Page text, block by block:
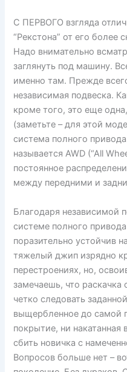
С ПЕРВОГО взгляда
“Рекстона” от его более
Надо внимательно
заглянуть под машину.
именно там. Прежде
независимая подвеска.
кроме того, это еще
(заметьте – для этой
система полного
называется AWD (“All
постоянное
между передними и
Благодаря независимой
системе полного
поразительно устойчив
тяжелый джип изрядно
перестроениях, но,
замечаешь, что
четко следовать
выщербленное до самой
покрытие, ни накатанная
сбить новичка с
Вопросов больше нет –